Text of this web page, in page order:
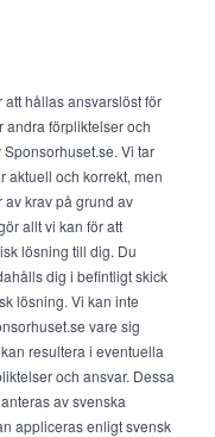
hållas ansvarslöst för
andra förpliktelser och
Vi tar
aktuell och korrekt, men
av krav på grund av
allt vi kan för att
lösning till dig. Du
dig i befintligt skick
lösning. Vi kan inte
vare sig
resultera i eventuella
och ansvar. Dessa
av svenska
appliceras enligt svensk